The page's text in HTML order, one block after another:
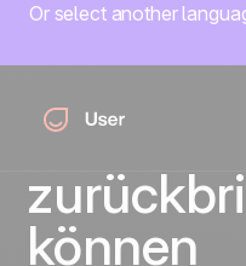
Or select another
Neunzig
— zwei
einen
können